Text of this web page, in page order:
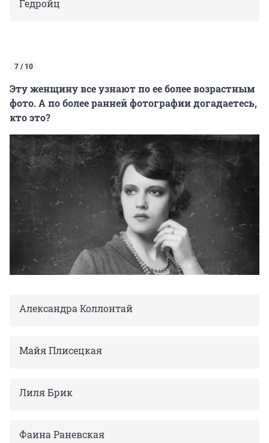
Гедройц
7 / 10
Эту женщину все узнают по ее более возрастным
фото. А по более ранней фотографии догадаетесь,
кто это?
Александра Коллонтай
Майя Плисецкая
Лиля Брик
Фаина Раневская